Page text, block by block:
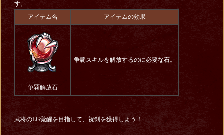
す。
アイテム名
アイテムの効果
争覇解放石
争覇スキルを解放するのに必要な石。
武将のLG覚醒を目指して、祝剣を獲得しよう！